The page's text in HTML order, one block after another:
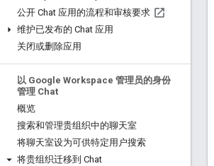
公开 Chat 应用的流程和审核要求
维护已发布的 Chat 应用
关闭或删除应用
以 Google Workspace 管理员的身份
管理 Chat
概览
搜索和管理贵组织中的聊天室
将聊天室设为可供特定用户搜索
将贵组织迁移到 Chat